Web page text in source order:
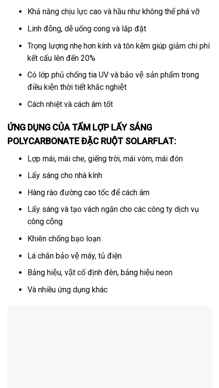
Khả năng chịu lực cao và hầu như không thể phá vỡ
Linh động, dễ uống cong và lắp đặt
Trọng lượng nhẹ hơn kính và tôn kẽm giúp giảm chi phí
kết cấu lên đến 20%
Có lớp phủ chống tia UV và bảo vệ sản phẩm trong
điều kiện thời tiết khắc nghiệt
Cách nhiệt và cách âm tốt
ỨNG DỤNG CỦA TẤM LỢP LẤY SÁNG
POLYCARBONATE ĐẶC RUỘT SOLARFLAT:
Lợp mái, mái che, giếng trời, mái vòm, mái đón
Lấy sáng cho nhà kính
Hàng rào đường cao tốc để cách âm
Lấy sáng và tạo vách ngăn cho các công ty dịch vụ
công cộng
Khiên chống bạo loạn
Lá chắn bảo vệ máy, tủ điện
Bảng hiệu, vật cố định đèn, bảng hiệu neon
Và nhiều ứng dụng khác